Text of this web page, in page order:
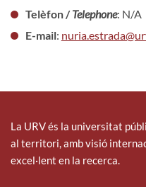
Telèfon /Telephone: N/A
E-mail:
La URV és la universitat
al territori, amb visió
excel·lent en la recerca.